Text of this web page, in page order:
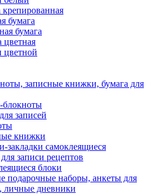
крепированная
бумага
бумага
цветная
цветной
записные книжки, бумага для
блокноты
записей
книжки
закладки самоклеящиеся
записи рецептов
блоки
подарочные наборы, анкеты для
личные дневники